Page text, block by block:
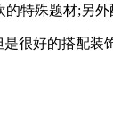
特殊题材;另
好的搭配装